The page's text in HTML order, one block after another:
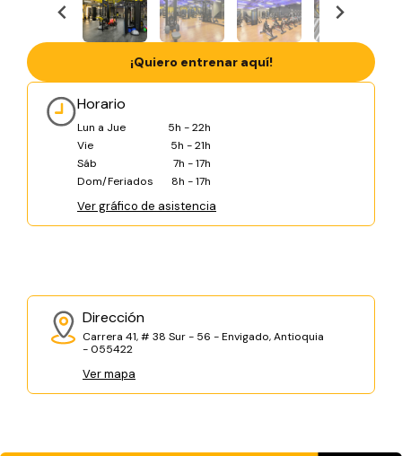
Horario
Lun a Jue
5h - 22h
Vie
5h - 21h
Sáb
7h - 17h
Dom/Feriados
8h - 17h
Ver gráfico de asistencia
Dirección
Carrera 41, # 38 Sur - 56 - Envigado, Antioquia
- 055422
Ver mapa
¡Quiero entrenar aquí!